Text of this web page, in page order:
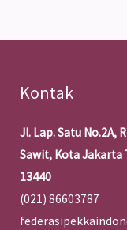
Kontak
Jl. Lap. Satu No.2A,
Sawit, Kota Jakarta
13440
(021) 86603787